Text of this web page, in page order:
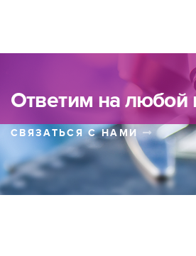
Ответим на любой
СВЯЗАТЬСЯ С НАМИ